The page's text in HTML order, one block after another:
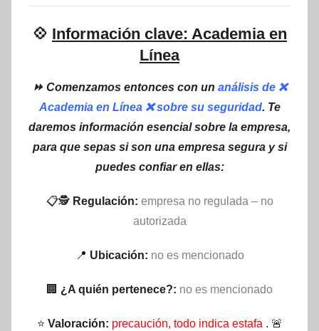
💠 Información clave: Academia en
Línea
⏩ Comenzamos entonces con un análisis de ❌
Academia en Línea ❌ sobre su seguridad. Te
daremos información esencial sobre la empresa,
para que sepas si son una empresa segura y si
puedes confiar en ellas:
📋🕵 Regulación: empresa no regulada – no
autorizada
📍 Ubicación: no es mencionado
🏢 ¿A quién pertenece?: no es mencionado
⭐ Valoración: precaución, todo indica estafa . 🚨